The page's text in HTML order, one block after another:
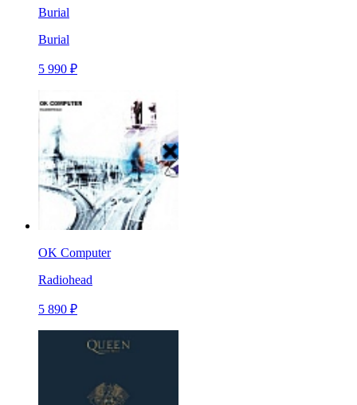
Burial
Burial
5 990 ₽
OK Computer
Radiohead
5 890 ₽